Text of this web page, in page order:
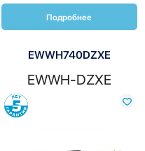
Подробнее
EWWH740DZXE
EWWH-DZXE